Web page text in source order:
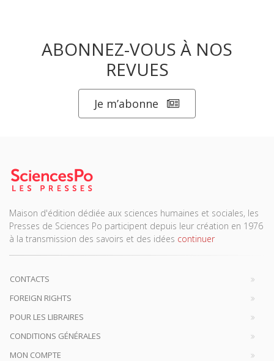
ABONNEZ-VOUS À NOS
REVUES
Je m’abonne
Maison d'édition dédiée aux sciences humaines et sociales, les
Presses de Sciences Po participent depuis leur création en 1976
à la transmission des savoirs et des idées continuer
CONTACTS
FOREIGN RIGHTS
POUR LES LIBRAIRES
CONDITIONS GÉNÉRALES
MON COMPTE